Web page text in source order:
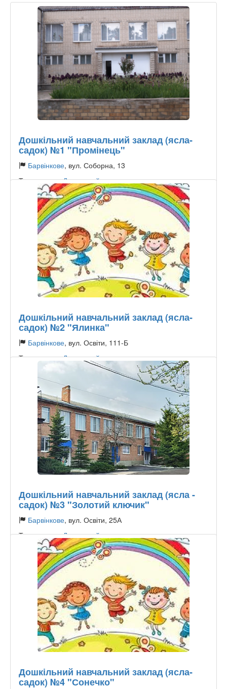
Дошкільний навчальний заклад (ясла-
садок) №1 "Промінець"
Барвінкове, вул. Соборна, 13
Тип садочку:Державний
Дошкільний навчальний заклад (ясла-
садок) №2 "Ялинка"
Барвінкове, вул. Освіти, 111-Б
Тип садочку:Державний
Дошкільний навчальний заклад (ясла -
садок) №3 "Золотий ключик"
Барвінкове, вул. Освіти, 25А
Тип садочку:Державний
Дошкільний навчальний заклад (ясла-
садок) №4 "Сонечко"